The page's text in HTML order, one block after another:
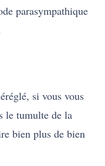
parasympathique
si vous vous
le tumulte de la
bien plus de bien